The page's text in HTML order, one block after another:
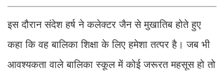
इस दौरान संदेश हर्ष ने कलेक्टर जैन से मुखातिब होते हुए
कहा कि वह बालिका शिक्षा के लिए हमेशा तत्पर है। जब भी
आवश्यकता वाले बालिका स्कूल में कोई जरूरत महसूस हो तो